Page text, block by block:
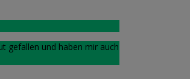
gefallen und haben mir auch